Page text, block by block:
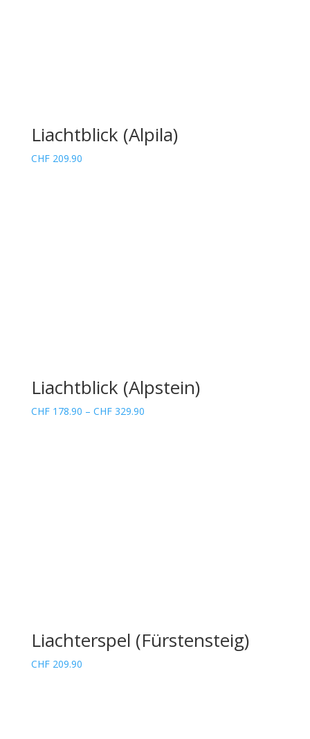
Liachtblick (Alpila)
CHF209.90
Liachtblick (Alpstein)
CHF178.90 – CHF329.90Preisspanne:
Liachterspel (Fürstensteig)
CHF209.90